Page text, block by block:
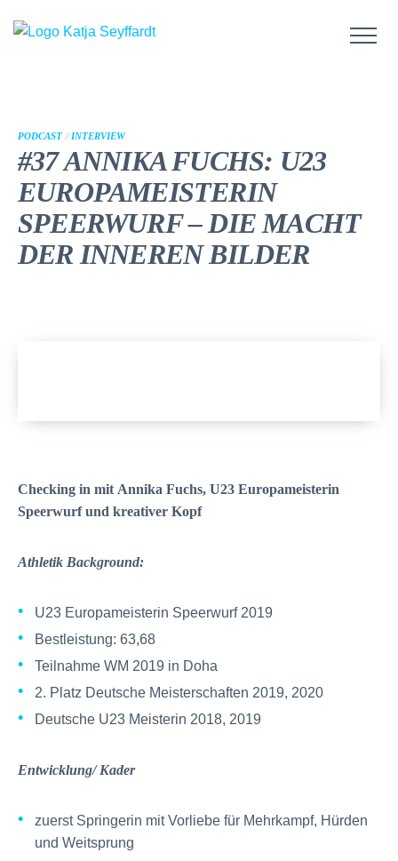
PODCAST // INTERVIEW
#37 ANNIKA FUCHS: U23
EUROPAMEISTERIN
SPEERWURF – DIE MACHT
DER INNEREN BILDER
Checking in mit Annika Fuchs, U23 Europameisterin
Speerwurf und kreativer Kopf
Athletik Background:
U23 Europameisterin Speerwurf 2019
Bestleistung: 63,68
Teilnahme WM 2019 in Doha
2. Platz Deutsche Meisterschaften 2019, 2020
Deutsche U23 Meisterin 2018, 2019
Entwicklung/ Kader
zuerst Springerin mit Vorliebe für Mehrkampf, Hürden
und Weitsprung